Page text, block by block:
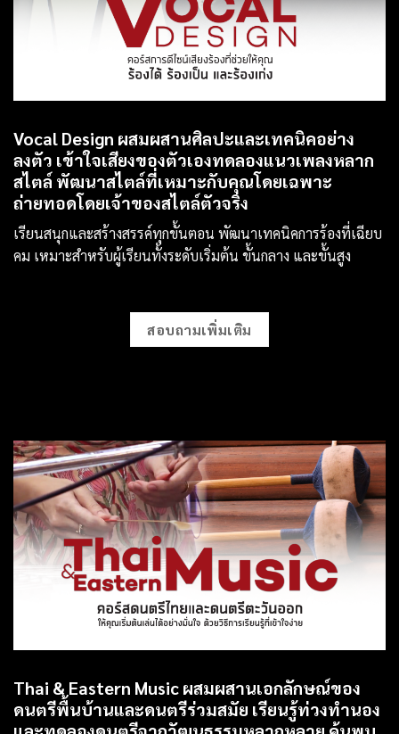
Vocal Design ผสมผสานศิลปะและเทคนิคอย่าง
ลงตัว เข้าใจเสียงของตัวเองทดลองแนวเพลงหลาก
สไตล์ พัฒนาสไตล์ที่เหมาะกับคุณโดยเฉพาะ
ถ่ายทอดโดยเจ้าของสไตล์ตัวจริง
เรียนสนุกและสร้างสรรค์ทุกขั้นตอน พัฒนาเทคนิคการร้องที่เฉียบ
คม เหมาะสำหรับผู้เรียนทั้งระดับเริ่มต้น ขั้นกลาง และขั้นสูง
สอบถามเพิ่มเติม
Thai & Eastern Music ผสมผสานเอกลักษณ์ของ
ดนตรีพื้นบ้านและดนตรีร่วมสมัย เรียนรู้ท่วงทำนอง